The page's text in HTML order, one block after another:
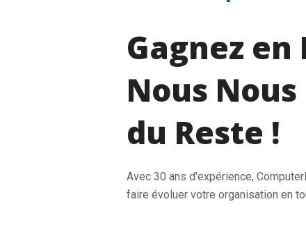
Gagnez
Nous
du Reste !
Avec 30 ans d'expérience,
faire évoluer votre organisation en